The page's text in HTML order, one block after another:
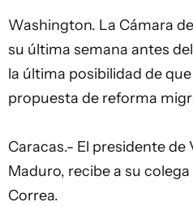
Washington. La Cámara
su última semana antes
la última posibilidad de
propuesta de reforma
Caracas.- El presidente de
Maduro, recibe a su colega
Correa.